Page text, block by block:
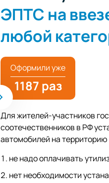
ЭПТС на
любой
Оформили уже
1187 раз
Для жителей-участников
соотечественников в РФ
автомобилей на
не надо оплачивать
нет необходимости